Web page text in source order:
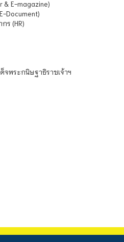
& E-magazine)
Document)
ร (HR)
จพระกนิษฐาธิราชเจ้าฯ